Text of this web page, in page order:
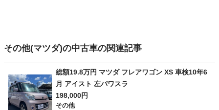
その他(マツダ)の中古車の関連記事
総額19.8万円 マツダ フレアワゴン XS 車検10年6
月 アイスト 左パワスラ
198,000円
その他